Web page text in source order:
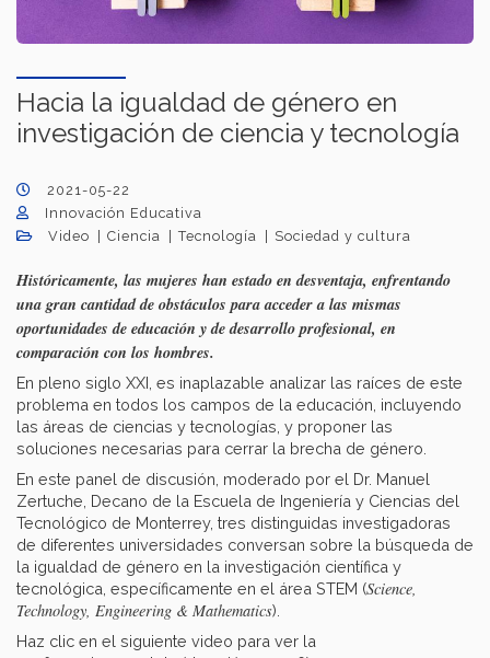
Hacia la igualdad de género en
investigación de ciencia y tecnología
2021-05-22
Innovación Educativa
Video
Ciencia Tecnología Sociedad y cultura
Históricamente, las mujeres han estado en desventaja, enfrentando
una gran cantidad de obstáculos para acceder a las mismas
oportunidades de educación y de desarrollo profesional, en
comparación con los hombres.
En pleno siglo XXI, es inaplazable analizar las raíces de este
problema en todos los campos de la educación, incluyendo
las áreas de ciencias y tecnologías, y proponer las
soluciones necesarias para cerrar la brecha de género.
En este panel de discusión, moderado por el Dr. Manuel
Zertuche, Decano de la Escuela de Ingeniería y Ciencias del
Tecnológico de Monterrey, tres distinguidas investigadoras
de diferentes universidades conversan sobre la búsqueda de
la igualdad de género en la investigación científica y
tecnológica, específicamente en el área STEM (Science,
Technology, Engineering & Mathematics).
Haz clic en el siguiente video para ver la